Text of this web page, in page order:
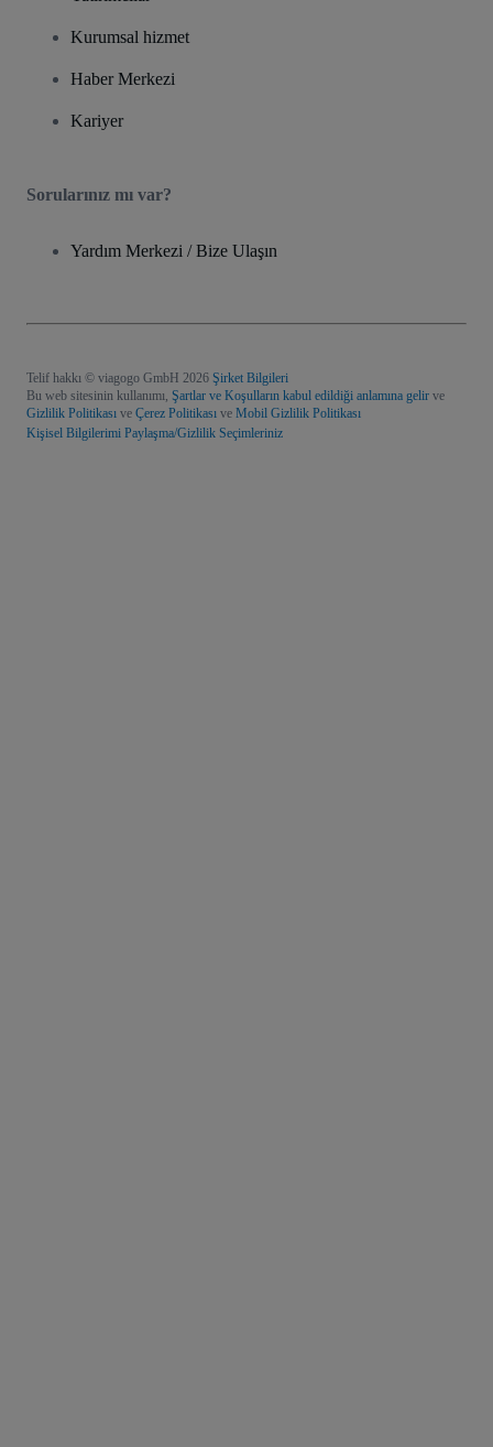
Kurumsal hizmet
Haber Merkezi
Kariyer
Sorularınız mı var?
Yardım Merkezi / Bize Ulaşın
Telif hakkı © viagogo GmbH 2026 Şirket Bilgileri
Bu web sitesinin kullanımı, Şartlar ve Koşulların kabul edildiği anlamına gelir ve
Gizlilik Politikası ve Çerez Politikası ve Mobil Gizlilik Politikası
Kişisel Bilgilerimi Paylaşma/Gizlilik Seçimleriniz